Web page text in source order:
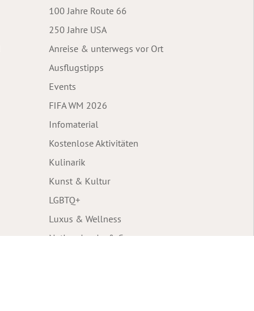
100 Jahre Route 66
250 Jahre USA
Anreise & unterwegs vor Ort
Ausflugstipps
Events
FIFA WM 2026
Infomaterial
Kostenlose Aktivitäten
Kulinarik
Kunst & Kultur
LGBTQ+
Luxus & Wellness
Nationalparks & Co.